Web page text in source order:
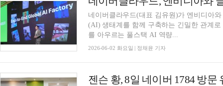
네이버클라우드(대표 김유원)가 엔비디아
(AI) 생태계를 함께 구축하는 긴밀한 관계
를 아우르는 풀스택 AI 역량...
2026-06-02 화요일 | 정채윤 기자
젠슨 황, 8일 네이버 1784 방